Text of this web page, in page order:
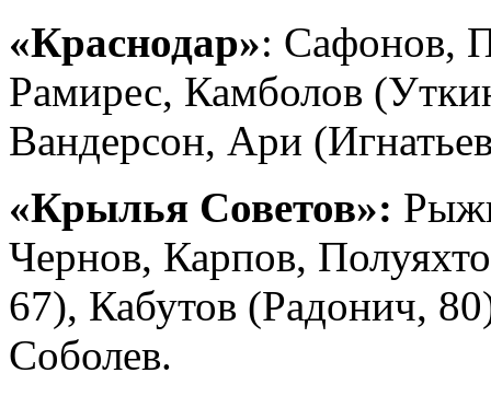
«Краснодар»: Сафонов,
Рамирес, Камболов
Вандерсон, Ари
«Крылья Советов»:
Чернов, Карпов,
67), Кабутов (Радонич,
Соболев.